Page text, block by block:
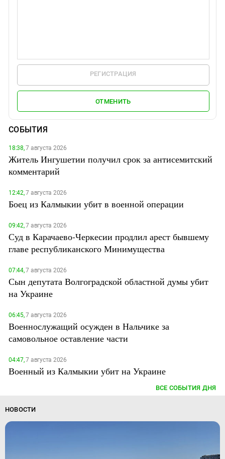
РЕГИСТРАЦИЯ
ОТМЕНИТЬ
СОБЫТИЯ
18:38,7 августа 2026
Житель Ингушетии получил срок за антисемитский
комментарий
12:42,7 августа 2026
Боец из Калмыкии убит в военной операции
09:42,7 августа 2026
Суд в Карачаево-Черкесии продлил арест бывшему
главе республиканского Минимущества
07:44,7 августа 2026
Сын депутата Волгоградской областной думы убит
на Украине
06:45,7 августа 2026
Военнослужащий осужден в Нальчике за
самовольное оставление части
04:47,7 августа 2026
Военный из Калмыкии убит на Украине
ВСЕ СОБЫТИЯ ДНЯ
НОВОСТИ